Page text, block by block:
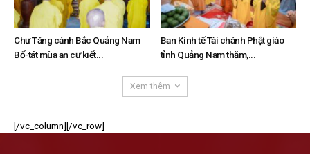
Chư Tăng cánh Bắc Quảng Nam
Bố-tát mùa an cư kiết...
Ban Kinh tế Tài chánh Phật giáo
tỉnh Quảng Nam thăm,...
Xem thêm
[/vc_column][/vc_row]